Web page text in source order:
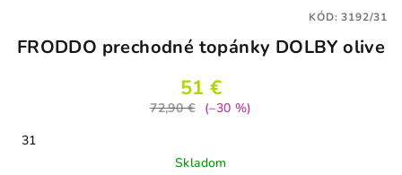
FRODDO prechodné topánky DOLBY olive
51 €
72,90 €
(–30 %)
31
Skladom
KÓD:3192/31